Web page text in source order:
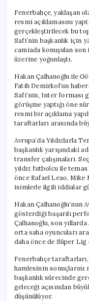
Fenerbahçe, yaklaşan
resmi açıklamasını
gerçekleştirilecek bu
Safi’nin başkanlık için
camiada konuşulan
üzerine yoğunlaştı.
Hakan Çalhanoğlu ile
Fatih Demirkol’un
Safi’nin, Inter forması
görüşme yaptığı öne
resmi bir açıklama
taraftarları arasında
Avrupa’da Yıldızlarla
başkanlık yarışındaki
transfer çalışmaları.
yıldız futbolcu ile
önce Rafael Leao, Mike
isimlerle ilgili iddialar
Hakan Çalhanoğlu’nun
gösterdiği başarılı
Çalhanoğlu, son
orta saha oyuncuları
daha önce de Süper Lig
Fenerbahçe
hamlesinin sonuçlarını
başkanlık sürecinde
geleceği açısından
düşünülüyor.